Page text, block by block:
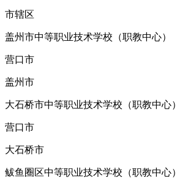
市辖区
盖州市中等职业技术学校（职教中心）
营口市
盖州市
大石桥市中等职业技术学校（职教中心）
营口市
大石桥市
鲅鱼圈区中等职业技术学校（职教中心）